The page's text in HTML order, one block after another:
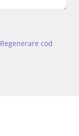
Regenerare cod